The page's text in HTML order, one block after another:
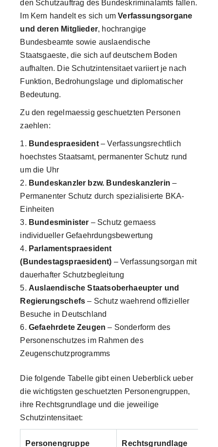
den Schutzauftrag des Bundeskriminalamts fallen.
Im Kern handelt es sich umVerfassungsorgane
und deren Mitglieder, hochrangige
Bundesbeamte sowie auslaendische
Staatsgaeste, die sich auf deutschem Boden
aufhalten. Die Schutzintensitaet variiert je nach
Funktion, Bedrohungslage und diplomatischer
Bedeutung.
Zu den regelmaessig geschuetzten Personen
zaehlen:
Bundespraesident– Verfassungsrechtlich
hoechstes Staatsamt, permanenter Schutz rund
um die Uhr
Bundeskanzler bzw. Bundeskanzlerin –
Permanenter Schutz durch spezialisierte BKA-
Einheiten
Bundesminister – Schutz gemaess
individueller Gefaehrdungsbewertung
Parlamentspraesident
(Bundestagspraesident) – Verfassungsorgan mit
dauerhafter Schutzbegleitung
Auslaendische Staatsoberhaeupter und
Regierungschefs – Schutz waehrend offizieller
Besuche in Deutschland
Gefaehrdete Zeugen – Sonderform des
Personenschutzes im Rahmen des
Zeugenschutzprogramms
Die folgende Tabelle gibt einen Ueberblick ueber
die wichtigsten geschuetzten Personengruppen,
ihre Rechtsgrundlage und die jeweilige
Schutzintensitaet:
Personengruppe Rechtsgrundlage